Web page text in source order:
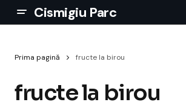
Cismigiu Parc
Prima pagină fructe la birou
fructe la birou